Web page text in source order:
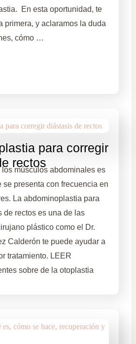
En esta oportunidad, te
primera, y aclaramos la duda
cómo …
para corregir
rectos
los músculos abdominales es
se presenta con frecuencia en
La abdominoplastia para
de rectos es una de las
plástico como el Dr.
Calderón te puede ayudar a
tratamiento. LEER
sobre de la otoplastia